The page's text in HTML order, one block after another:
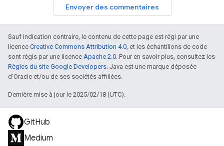
Envoyer des commentaires
Sauf indication contraire, le contenu de cette page est régi par une
licence Creative Commons Attribution 4.0, et les échantillons de code
sont régis par une licence Apache 2.0. Pour en savoir plus, consultez les
Règles du site Google Developers. Java est une marque déposée
d'Oracle et/ou de ses sociétés affiliées.
Dernière mise à jour le 2025/02/18 (UTC).
GitHub
Medium